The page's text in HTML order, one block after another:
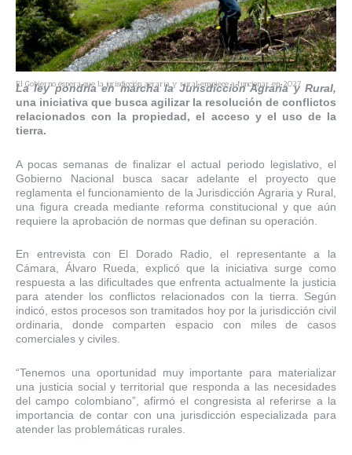
El Gobierno espera que la jurisdicción agraria y rural empiece a funcionar en 2027
La ley pondría en marcha la Jurisdicción Agraria y Rural,
una iniciativa que busca agilizar la resolución de conflictos
relacionados con la propiedad, el acceso y el uso de la
tierra.
A pocas semanas de finalizar el actual periodo legislativo, el
Gobierno Nacional busca sacar adelante el proyecto que
reglamenta el funcionamiento de la Jurisdicción Agraria y Rural,
una figura creada mediante reforma constitucional y que aún
requiere la aprobación de normas que definan su operación.
En entrevista con El Dorado Radio, el representante a la
Cámara, Álvaro Rueda, explicó que la iniciativa surge como
respuesta a las dificultades que enfrenta actualmente la justicia
para atender los conflictos relacionados con la tierra. Según
indicó, estos procesos son tramitados hoy por la jurisdicción civil
ordinaria, donde comparten espacio con miles de casos
comerciales y civiles.
“Tenemos una oportunidad muy importante para materializar
una justicia social y territorial que responda a las necesidades
del campo colombiano”, afirmó el congresista al referirse a la
importancia de contar con una jurisdicción especializada para
atender las problemáticas rurales.